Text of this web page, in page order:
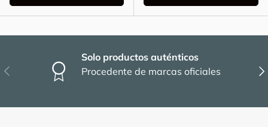
Anterior
Solo productos auténticos
Procedente de marcas oficiales